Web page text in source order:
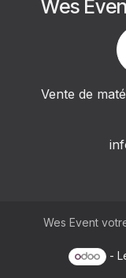
Wes
Vente de
Wes Event
-